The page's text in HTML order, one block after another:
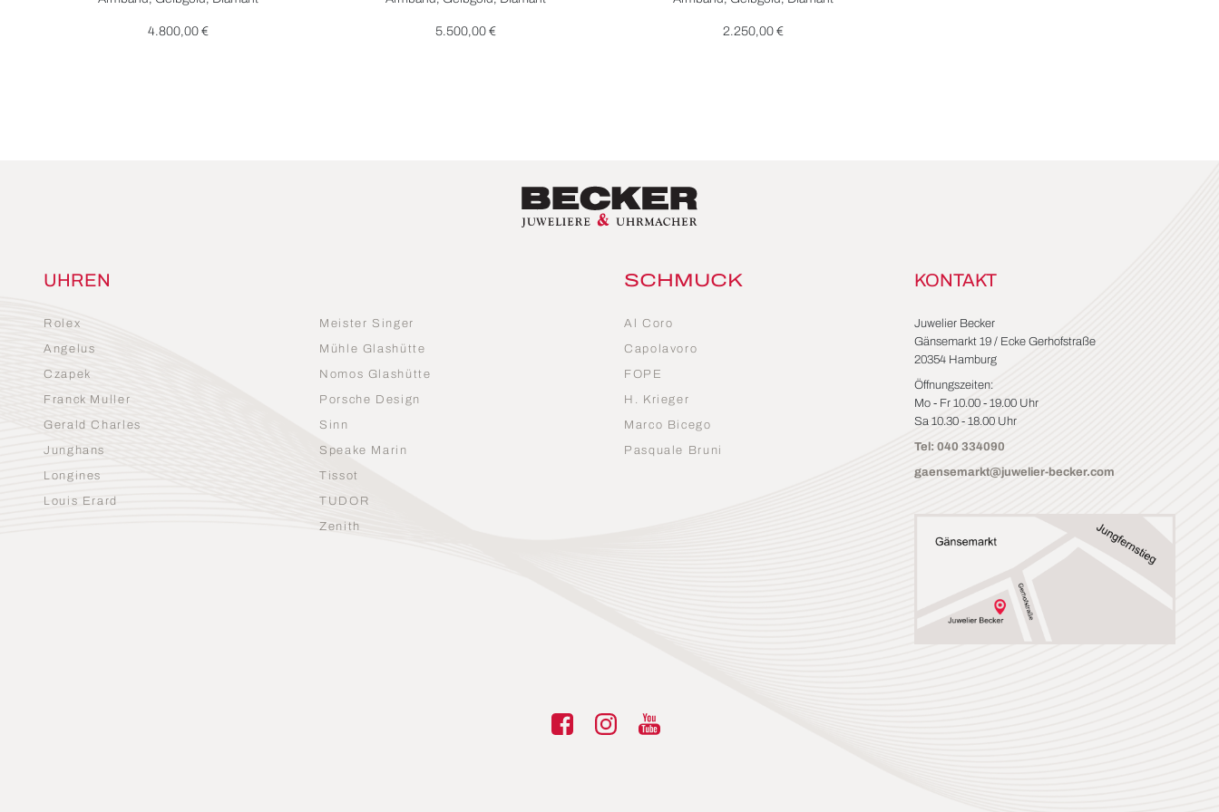
4.800,00 € 5.500,00 € 2.250,00 €
UHREN
Rolex
Angelus
Czapek
Franck Muller
Gerald Charles
Junghans
Longines
Louis Erard
Meister Singer
Mühle Glashütte
Nomos Glashütte
Porsche Design
Sinn
Speake Marin
Tissot
TUDOR
Zenith
SCHMUCK
Al Coro
Capolavoro
FOPE
H. Krieger
Marco Bicego
Pasquale Bruni
KONTAKT
Juwelier Becker
Gänsemarkt 19 / Ecke Gerhofstraße
20354 Hamburg
Öffnungszeiten:
Mo - Fr 10.00 - 19.00 Uhr
Sa 10.30 - 18.00 Uhr
Tel: 040 334090
gaensemarkt@juwelier-becker.com